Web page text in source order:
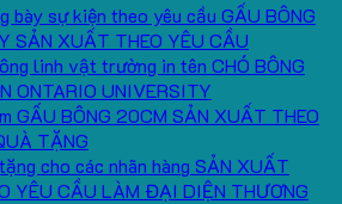
GẤU BÔNG
SẢN XUẤT THEO YÊU CẦU
CHÓ BÔNG
ONTARIO UNIVERSITY
GẤU BÔNG 20CM SẢN XUẤT THEO
TẶNG
SẢN XUẤT
YÊU CẦU LÀM ĐẠI DIỆN THƯƠNG